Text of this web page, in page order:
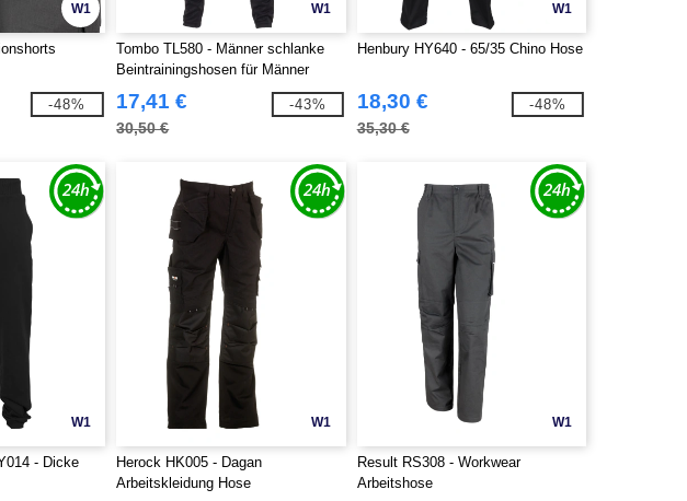
W1
-48%
W1
Tombo TL580 - Männer schlanke
Beintrainingshosen für Männer
17,41 €
30,50 €
-43%
W1
Henbury HY640 - 65/35 Chino Hose
18,30 €
35,30 €
-48%
W1
- Dicke
W1
Herock HK005 - Dagan
Arbeitskleidung Hose
W1
Result RS308 - Workwear
Arbeitshose